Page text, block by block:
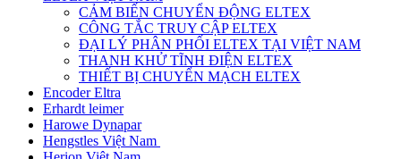
CẢM BIẾN CHUYỂN ĐỘNG ELTEX
CÔNG TẮC TRUY CẬP ELTEX
ĐẠI LÝ PHÂN PHỐI ELTEX TẠI VIỆT NAM
THANH KHỬ TĨNH ĐIỆN ELTEX
THIẾT BỊ CHUYỂN MẠCH ELTEX
Encoder Eltra
Erhardt leimer
Harowe Dynapar
Hengstles Việt Nam